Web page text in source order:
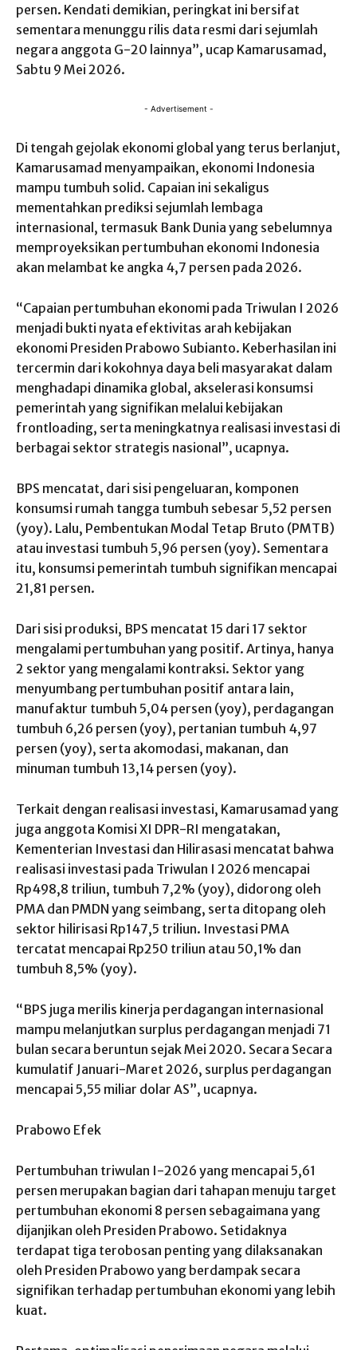
persen. Kendati demikian, peringkat ini bersifat
sementara menunggu rilis data resmi dari sejumlah
negara anggota G-20 lainnya”, ucap Kamarusamad,
Sabtu 9 Mei 2026.
- Advertisement -
Di tengah gejolak ekonomi global yang terus berlanjut,
Kamarusamad menyampaikan, ekonomi Indonesia
mampu tumbuh solid. Capaian ini sekaligus
mementahkan prediksi sejumlah lembaga
internasional, termasuk Bank Dunia yang sebelumnya
memproyeksikan pertumbuhan ekonomi Indonesia
akan melambat ke angka 4,7 persen pada 2026.
“Capaian pertumbuhan ekonomi pada Triwulan I 2026
menjadi bukti nyata efektivitas arah kebijakan
ekonomi Presiden Prabowo Subianto. Keberhasilan ini
tercermin dari kokohnya daya beli masyarakat dalam
menghadapi dinamika global, akselerasi konsumsi
pemerintah yang signifikan melalui kebijakan
frontloading, serta meningkatnya realisasi investasi di
berbagai sektor strategis nasional”, ucapnya.
BPS mencatat, dari sisi pengeluaran, komponen
konsumsi rumah tangga tumbuh sebesar 5,52 persen
(yoy). Lalu, Pembentukan Modal Tetap Bruto (PMTB)
atau investasi tumbuh 5,96 persen (yoy). Sementara
itu, konsumsi pemerintah tumbuh signifikan mencapai
21,81 persen.
Dari sisi produksi, BPS mencatat 15 dari 17 sektor
mengalami pertumbuhan yang positif. Artinya, hanya
2 sektor yang mengalami kontraksi. Sektor yang
menyumbang pertumbuhan positif antara lain,
manufaktur tumbuh 5,04 persen (yoy), perdagangan
tumbuh 6,26 persen (yoy), pertanian tumbuh 4,97
persen (yoy), serta akomodasi, makanan, dan
minuman tumbuh 13,14 persen (yoy).
Terkait dengan realisasi investasi, Kamarusamad yang
juga anggota Komisi XI DPR-RI mengatakan,
Kementerian Investasi dan Hilirasasi mencatat bahwa
realisasi investasi pada Triwulan I 2026 mencapai
Rp498,8 triliun, tumbuh 7,2% (yoy), didorong oleh
PMA dan PMDN yang seimbang, serta ditopang oleh
sektor hilirisasi Rp147,5 triliun. Investasi PMA
tercatat mencapai Rp250 triliun atau 50,1% dan
tumbuh 8,5% (yoy).
“BPS juga merilis kinerja perdagangan internasional
mampu melanjutkan surplus perdagangan menjadi 71
bulan secara beruntun sejak Mei 2020. Secara Secara
kumulatif Januari-Maret 2026, surplus perdagangan
mencapai 5,55 miliar dolar AS”, ucapnya.
Prabowo Efek
Pertumbuhan triwulan I-2026 yang mencapai 5,61
persen merupakan bagian dari tahapan menuju target
pertumbuhan ekonomi 8 persen sebagaimana yang
dijanjikan oleh Presiden Prabowo. Setidaknya
terdapat tiga terobosan penting yang dilaksanakan
oleh Presiden Prabowo yang berdampak secara
signifikan terhadap pertumbuhan ekonomi yang lebih
kuat.